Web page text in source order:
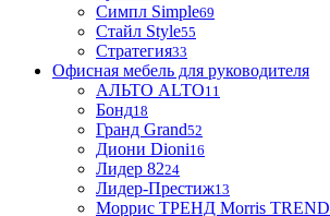
Симпл Simple69
Стайл Style55
Стратегия33
Офисная мебель для руководителя
АЛЬТО ALTO11
Бонд18
Гранд Grand52
Диони Dioni16
Лидер 8224
Лидер-Престиж13
Моррис ТРЕНД Morris TREND